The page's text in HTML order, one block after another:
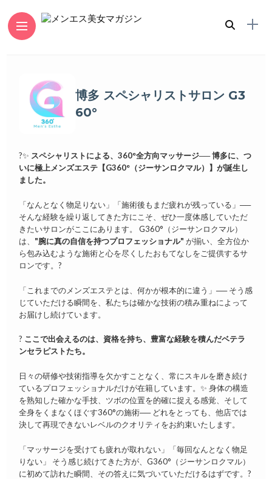
博多 スペシャリストサロン G3
60°
?✨ スペシャリストによる、360°全方向マッサージ──博多に、つ
いに極上メンズエステ【G360°（ジーサンロクマル）】が誕生し
ました。
「なんとなく物足りない」「施術後もまだ疲れが残っている」──
そんな経験を繰り返してきた方にこそ、ぜひ一度体感していただ
きたいサロンがここにあります。 G360°（ジーサンロクマル）
は、 "腕に真の自信を持つプロフェッショナル" が揃い、全方位か
ら包み込むような施術と心を尽くしたおもてなしをご提供するサ
ロンです。?
「これまでのメンズエステとは、何かが根本的に違う」── そう感
じていただける瞬間を、私たちは確かな技術の積み重ねによって
お届けし続けています。
? ここで出会えるのは、資格を持ち、豊富な経験を積んだベテラ
ンセラピストたち。
日々の研修や技術指導を欠かすことなく、常にスキルを磨き続け
ているプロフェッショナルだけが在籍しています。✨ 身体の構造
を熟知した確かな手技、ツボの位置を的確に捉える感覚、そして
全身をくまなくほぐす360°の施術── どれをとっても、他店では
決して再現できないレベルのクオリティをお約束いたします。
「マッサージを受けても疲れが取れない」「毎回なんとなく物足
りない」 そう感じ続けてきた方が、G360°（ジーサンロクマル）
に初めて訪れた瞬間、その答えに気づいていただけるはずです。?